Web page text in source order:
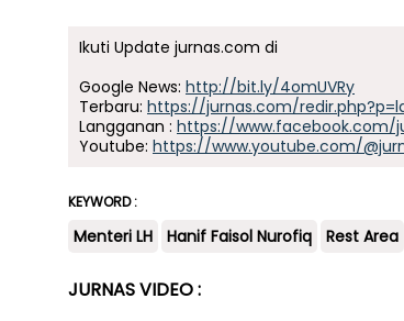
Ikuti Update jurnas.com di
Google News: http://bit.ly/4omUVRy
Terbaru: https://jurnas.com/
Langganan : https://www.facebook.com/
Youtube: https://www.youtube.com/
KEYWORD :
Menteri LH Hanif Faisol Nurofiq Rest Area
JURNAS VIDEO :